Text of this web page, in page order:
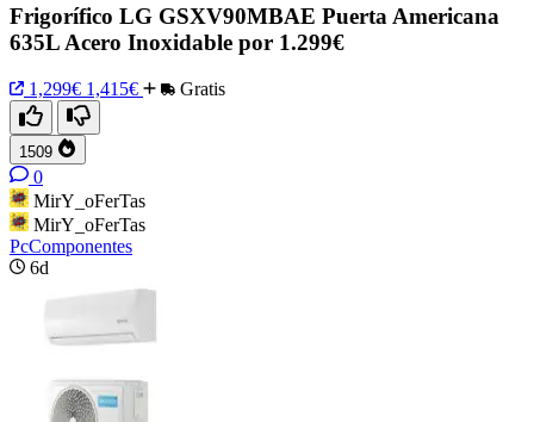
Frigorífico LG GSXV90MBAE Puerta Americana
635L Acero Inoxidable por 1.299€
1,299€ 1,415€ Gratis
1509
0
MirY_oFerTas
MirY_oFerTas
PcComponentes
6d